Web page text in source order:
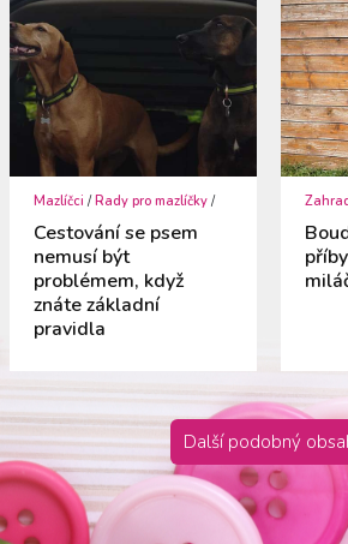
Mazlíčci / Rady pro mazlíčky /
Cestování se psem
nemusí být
problémem, když
znáte základní
pravidla
Další podobný